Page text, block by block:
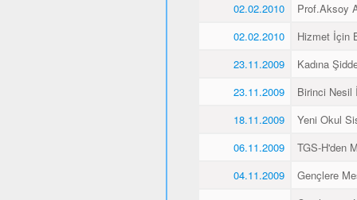
02.02.2010
Prof.Aksoy
02.02.2010
Hizmet İçin
23.11.2009
Kadına
23.11.2009
Birinci Nesil
18.11.2009
Yeni Okul
06.11.2009
TGS-H'den
04.11.2009
Gençlere